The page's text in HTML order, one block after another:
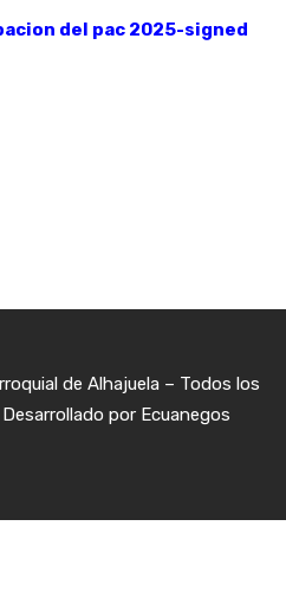
del pac 2025-signed
de Alhajuela – Todos los
por Ecuanegos